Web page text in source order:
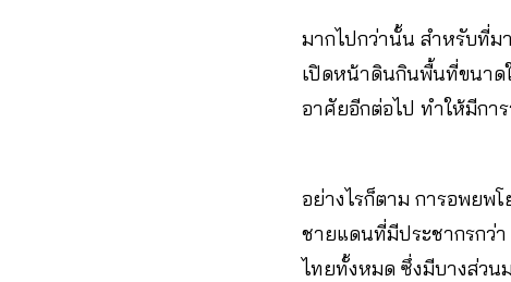
มากไปกว่านั้น สำหรับที่ม
เปิดหน้าดินกินพื้นที่ขนาด
อาศัยอีกต่อไป ทำให้มีกา
อย่างไรก็ตาม การอพยพ
ชายแดนที่มีประชากรกว่
ไทยทั้งหมด ซึ่งมีบางส่วน